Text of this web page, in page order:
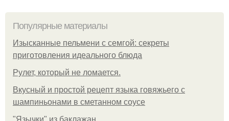
Популярные материалы
Изысканные пельмени с семгой: секреты
приготовления идеального блюда
Рулет, который не ломается.
Вкусный и простой рецепт языка говяжьего с
шампиньонами в сметанном соусе
"Язычки" из баклажан.